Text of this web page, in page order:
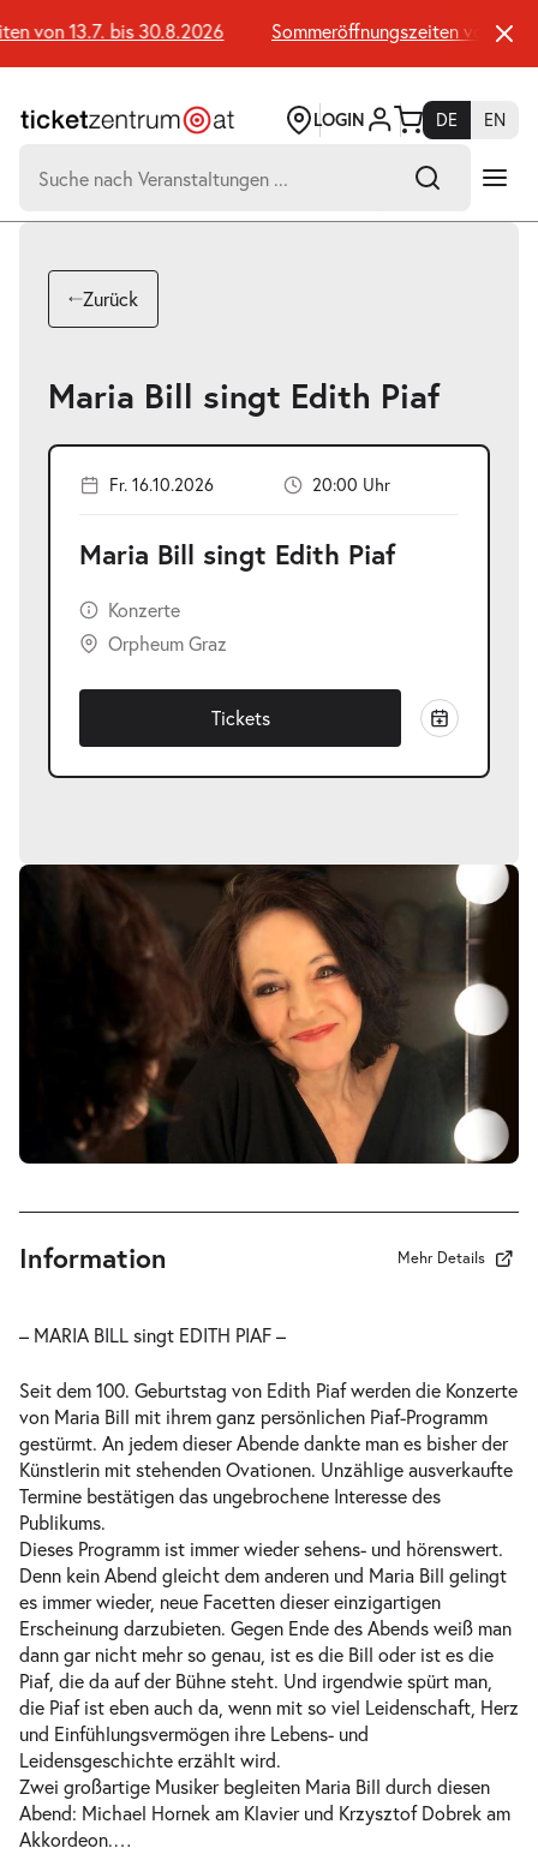
Seiteninhalt
springen
von 13.7. bis 30.8.2026 Sommeröffnungszeiten von 13.7.
LOGIN DE
EN
nach:
Suchtreffer:
Zurück
Maria Bill singt Edith Piaf
Fr. 16.10.2026 20:00 Uhr
Maria Bill singt Edith Piaf
Konzerte
Orpheum Graz
Tickets
Information Mehr Details
– MARIA BILL singt EDITH PIAF –
Seit dem 100. Geburtstag von Edith Piaf werden die Konzerte
von Maria Bill mit ihrem ganz persönlichen Piaf-Programm
gestürmt. An jedem dieser Abende dankte man es bisher der
Künstlerin mit stehenden Ovationen. Unzählige ausverkaufte
Termine bestätigen das ungebrochene Interesse des
Publikums.
Dieses Programm ist immer wieder sehens- und hörenswert.
Denn kein Abend gleicht dem anderen und Maria Bill gelingt
es immer wieder, neue Facetten dieser einzigartigen
Erscheinung darzubieten. Gegen Ende des Abends weiß man
dann gar nicht mehr so genau, ist es die Bill oder ist es die
Piaf, die da auf der Bühne steht. Und irgendwie spürt man,
die Piaf ist eben auch da, wenn mit so viel Leidenschaft, Herz
und Einfühlungsvermögen ihre Lebens- und
Leidensgeschichte erzählt wird.
Zwei großartige Musiker begleiten Maria Bill durch diesen
Abend: Michael Hornek am Klavier und Krzysztof Dobrek am
Akkordeon.…